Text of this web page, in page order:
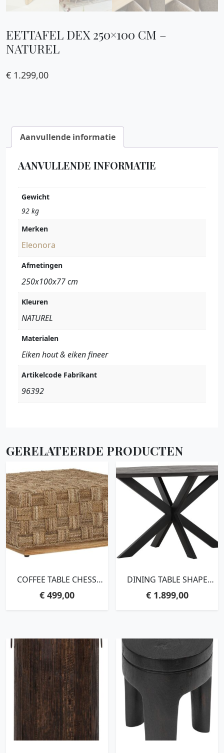
EETTAFEL DEX 250×100 CM –
NATUREL
€ 1.299,00
Aanvullende informatie
AANVULLENDE INFORMATIE
Gewicht
92 kg
Merken
Eleonora
Afmetingen
250x100x77 cm
Kleuren
NATUREL
Materialen
Eiken hout & eiken fineer
Artikelcode Fabrikant
96392
GERELATEERDE PRODUCTEN
COFFEE TABLE CHESS
CM, NATURAL ABACA
€499,00
DINING TABLE SHAPE
CM, RECYCLED
€1.899,00